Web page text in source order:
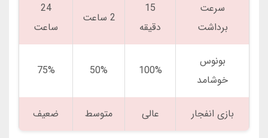
سرعت
برداشت
15
دقیقه
2 ساعت
24
ساعت
بونوس
خوشامد
100%
50%
75%
بازی انفجار عالی متوسط ضعیف